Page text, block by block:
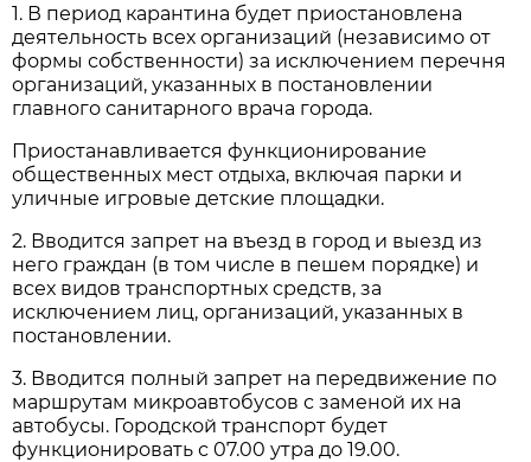
1. В период карантина будет приостановлена
деятельность всех организаций (независимо от
формы собственности) за исключением перечня
организаций, указанных в постановлении
главного санитарного врача города.
Приостанавливается функционирование
общественных мест отдыха, включая парки и
уличные игровые детские площадки.
2. Вводится запрет на въезд в город и выезд из
него граждан (в том числе в пешем порядке) и
всех видов транспортных средств, за
исключением лиц, организаций, указанных в
постановлении.
3. Вводится полный запрет на передвижение по
маршрутам микроавтобусов с заменой их на
автобусы. Городской транспорт будет
функционировать с 07.00 утра до 19.00.